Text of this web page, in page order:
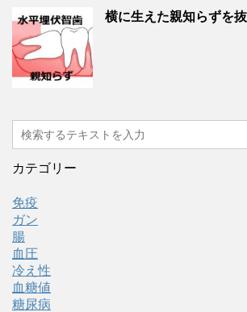
横に生えた親知らずを
カテゴリー
免疫
ガン
腸
血圧
冷え性
血糖値
糖尿病